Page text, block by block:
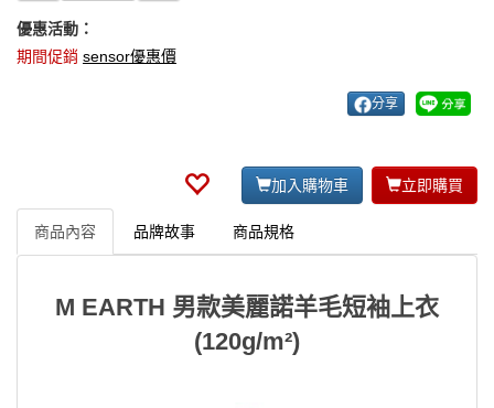
優惠活動：
期間促銷 sensor優惠價
分享
加入購物車 立即購買
商品內容 品牌故事 商品規格
M EARTH 男款美麗諾羊毛短袖上衣
(120g/m²)